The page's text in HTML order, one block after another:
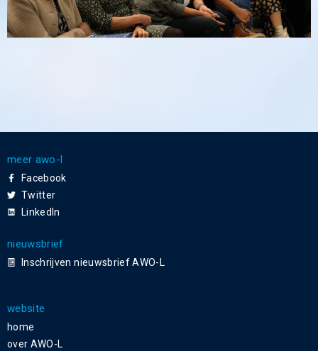
meer awo-l
Facebook
Twitter
LinkedIn
nieuwsbrief
Inschrijven nieuwsbrief AWO-L
website
home
over AWO-L